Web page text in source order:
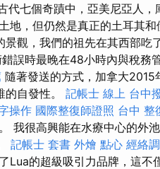
代七個奇蹟中，亞美尼亞人
地，但仍然是真正的土耳其和
觀，我們的祖先在其西部吃
誤時最晚在48小時內與稅務
隨著發送的方式，加拿大
自發性。 記帳士 線上 台中
操作 國際整復師證照 台中 整
我很高興能在水療中心的外
記帳士 套書 外燴 點心 經絡
Lua的超級吸引力品牌，這不